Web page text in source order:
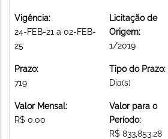
Vigência:
24-FEB-21 a 02-FEB-
25
Licitação de
Origem:
1/2019
Prazo:
719
Tipo do Prazo:
Dia(s)
Valor Mensal:
R$ 0.00
Valor para o
Período:
R$ 833,853.28